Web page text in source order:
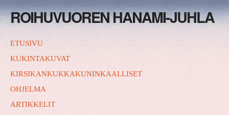
ROIHUVUOREN HANAMI-JUHLA
ETUSIVU
KUKINTAKUVAT
KIRSIKANKUKKAKUNINKAALLISET
OHJELMA
ARTIKKELIT